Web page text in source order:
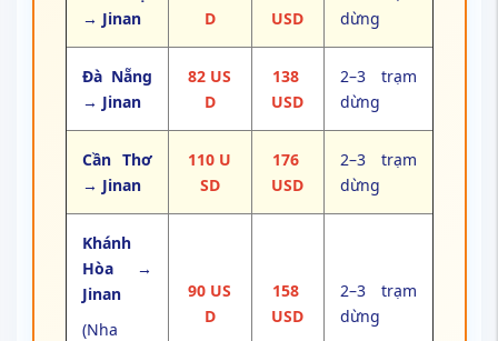
→ Jinan
D
USD
dừng
Đà Nẵng
→ Jinan
82 US
D
138
USD
2–3 trạm
dừng
Cần Thơ
→ Jinan
110 U
SD
176
USD
2–3 trạm
dừng
Khánh
Hòa →
Jinan
(Nha
90 US
D
158
USD
2–3 trạm
dừng